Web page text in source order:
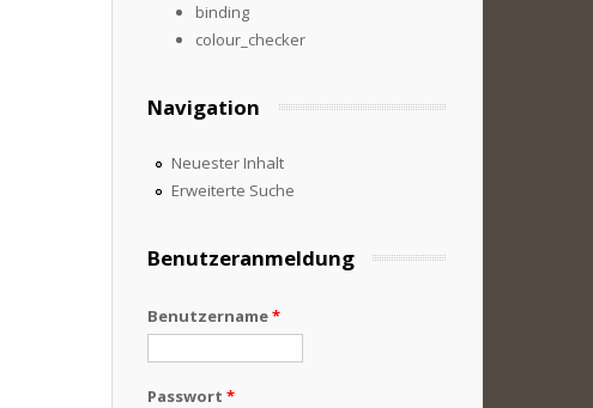
binding
colour_checker
Navigation
Neuester Inhalt
Erweiterte Suche
Benutzeranmeldung
Benutzername*
Passwort *